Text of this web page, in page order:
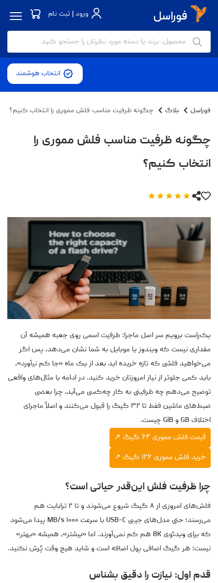
ورود | ثبت نام
انتخاب هوشمند
فوراسل بلاگ چگونه ظرفیت مناسب فلش مموری را انتخاب کنیم؟
چگونه ظرفیت مناسب فلش مموری را
انتخاب کنیم؟
یک‌راست برویم سر اصل ماجرا: ظرفیت اسمی روی جعبه همیشه آن
مقداری نیست که ویندوز یا موبایل به شما نشان می‌دهد، پس اگر
می‌خواهید فلشی که تازه‌ خریده اید بعد از یک ماه «جا کم نیآورد»،
باید کمی جلوتر از نیاز امروزتان خرید کنید. در ادامه با مثال‌های واقعی
توضیح می‌دهم چه ظرفیتی به کار چه‌کسی می‌آید، چرا بعضی
ضبط‌های ماشین فقط تا ۳۲ گیگ را قبول می‌کنند و اصلاً ماجرای
اختلاف GB و GiB چیست.
قیمت فلش مموری ۶۴ گیگ ↗
خرید فلش مموری ۱۲۶ گیگ ↗
چرا ظرفیت فلش این‌قدر حیاتی است؟
فلش‌های امروزی از ۸ گیگ شروع می‌شوند و تا ۲ ترابایت هم
می‌رسند؛ حتی مدل‌های جیبی USB-C با سرعت ۱۰۰۰ MB/s پیدا می‌شود
که برای ویدئوی 8K هم کم نمی‌آورند. اما «بیشتر»، همیشه «بهتر»
نیست؛ هر گیگ اضافی پول اضافه است و شاید هیچ وقت پُرش نکنید.
قدم اول: نیازت را دقیق بشناس